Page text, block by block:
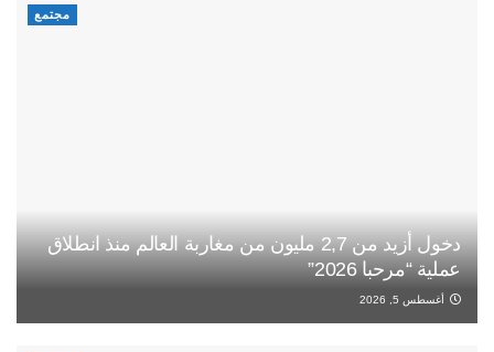
مجتمع
دخول أزيد من 2,7 مليون من مغاربة العالم منذ انطلاق
عملية “مرحبا 2026”
أغسطس 5, 2026